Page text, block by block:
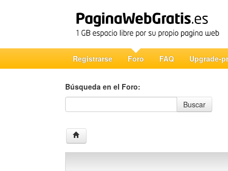
Registrarse Foro FAQ Upgrade-
Búsqueda en el Foro:
Búsqueda en el Foro
Buscar